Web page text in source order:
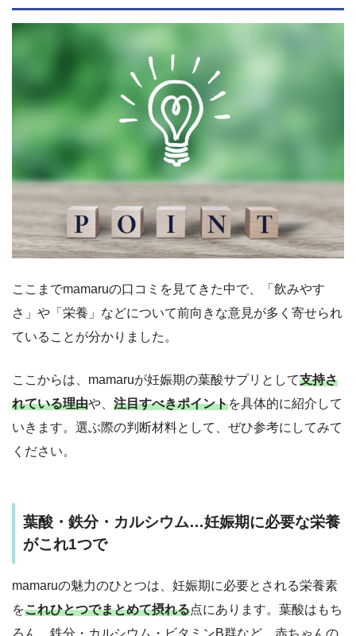
ここまでmamaruの口コミを見てきた中で、「飲みやす
さ」や「栄養」などについて前向きな意見が多く寄せられ
ていることが分かりました。
ここからは、mamaruが妊娠期の葉酸サプリとして支持さ
れている理由や、 注目すべきポイントを具体的に紹介して
いきます。選ぶ際の判断材料として、ぜひ参考にしてみて
ください。
葉酸・鉄分・カルシウム…妊娠期に必要な栄養
がこれ1つで
mamaruの魅力のひとつは、妊娠期に必要とされる栄養素
をこれひとつでまとめて摂れる点にあります。葉酸はもち